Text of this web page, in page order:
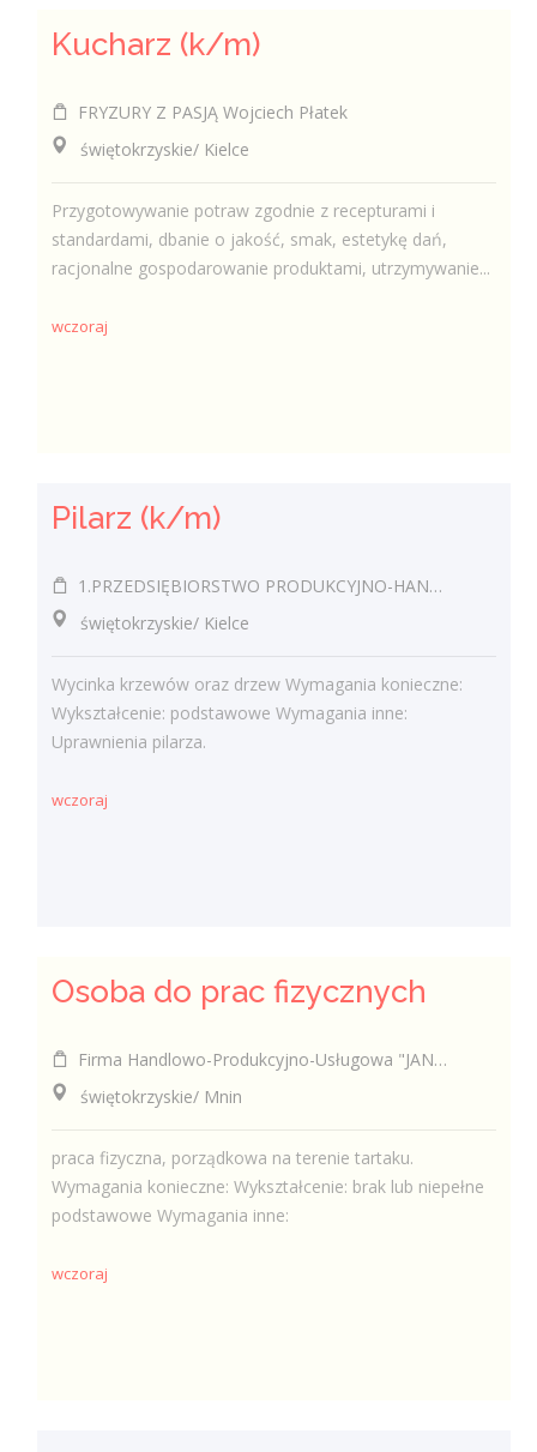
Kucharz (k/m)
FRYZURY Z PASJĄ Wojciech Płatek
świętokrzyskie/ Kielce
Przygotowywanie potraw zgodnie z recepturami i
standardami, dbanie o jakość, smak, estetykę dań,
racjonalne gospodarowanie produktami, utrzymywanie...
wczoraj
Pilarz (k/m)
1.PRZEDSIĘBIORSTWO PRODUKCYJNO-HANDLOWO-USŁUGOWE EUROPLUS JÓZEF MROZOWSKI 2.KAWIARNIA SANTANA JÓZEF MROZOWSKI
świętokrzyskie/ Kielce
Wycinka krzewów oraz drzew Wymagania konieczne:
Wykształcenie: podstawowe Wymagania inne:
Uprawnienia pilarza.
wczoraj
Osoba do prac fizycznych
Firma Handlowo-Produkcyjno-Usługowa "JAN-DREW" Krzysztof Kabała
świętokrzyskie/ Mnin
praca fizyczna, porządkowa na terenie tartaku.
Wymagania konieczne: Wykształcenie: brak lub niepełne
podstawowe Wymagania inne:
wczoraj